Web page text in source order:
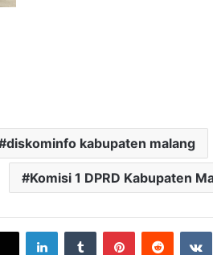
diskominfo kabupaten malang
Komisi 1 DPRD Kabupaten
LinkedInTumblr PinterestReddit